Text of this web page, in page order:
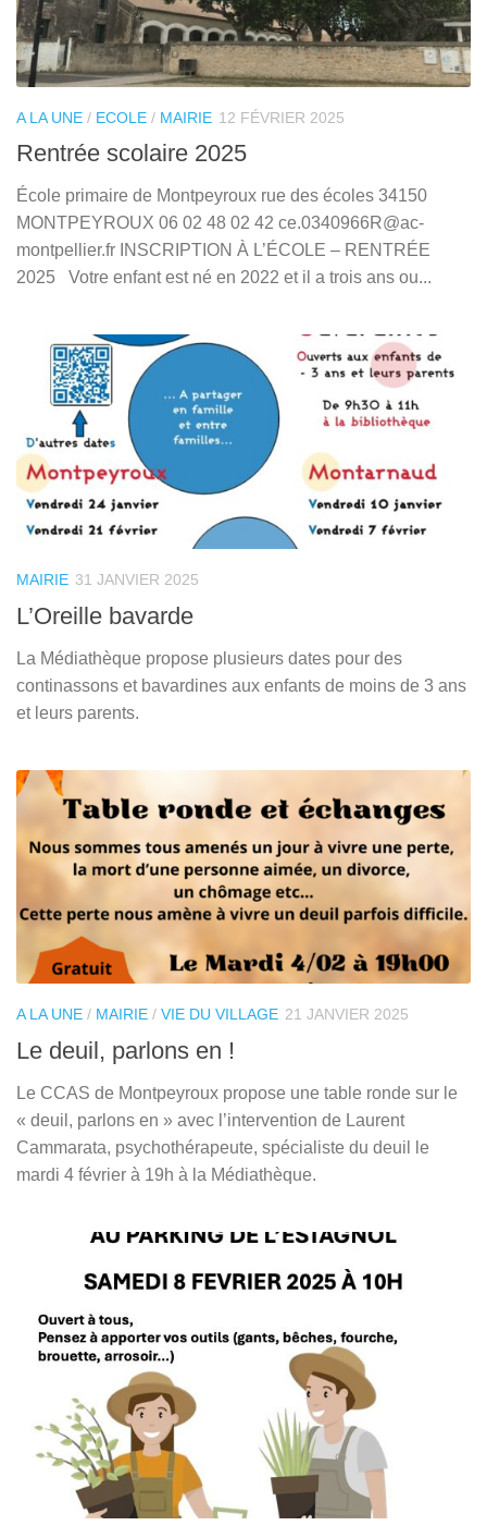
A LA UNE / ECOLE / MAIRIE 12 FÉVRIER 2025
Rentrée scolaire 2025
École primaire de Montpeyroux rue des écoles 34150
MONTPEYROUX 06 02 48 02 42 ce.0340966R@ac-
montpellier.fr INSCRIPTION À L’ÉCOLE – RENTRÉE
2025 Votre enfant est né en 2022 et il a trois ans ou...
MAIRIE 31 JANVIER 2025
L’Oreille bavarde
La Médiathèque propose plusieurs dates pour des
continassons et bavardines aux enfants de moins de 3 ans
et leurs parents.
A LA UNE / MAIRIE / VIE DU VILLAGE 21 JANVIER 2025
Le deuil, parlons en !
Le CCAS de Montpeyroux propose une table ronde sur le
« deuil, parlons en » avec l’intervention de Laurent
Cammarata, psychothérapeute, spécialiste du deuil le
mardi 4 février à 19h à la Médiathèque.